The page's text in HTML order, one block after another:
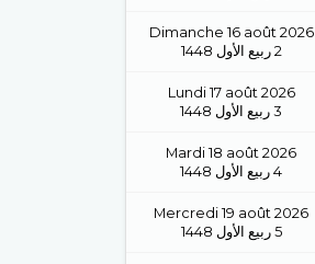
Dimanche 16 août 2026
1448 ربيع الأول 2
Lundi 17 août 2026
1448 ربيع الأول 3
Mardi 18 août 2026
1448 ربيع الأول 4
Mercredi 19 août 2026
1448 ربيع الأول 5